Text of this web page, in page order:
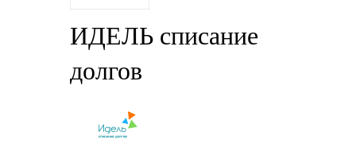
ИДЕЛЬ списание
долгов